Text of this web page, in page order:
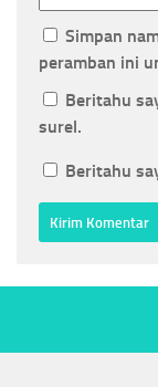
Simpan
peramban ini
Beritahu
surel.
Beritahu